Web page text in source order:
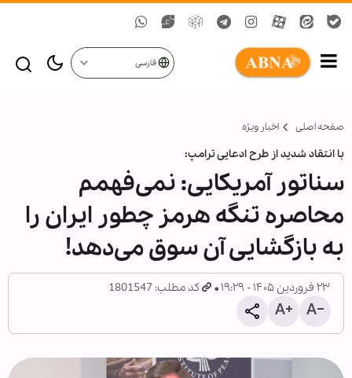
فارسی
صفحه اصلی اخبار ویژه
با انتقاد شدید از طرح ادعایی ترامپ:
سناتور آمریکایی: نمی‌فهمم
محاصره تنگه هرمز چطور ایران را
به بازگشایی آن سوق می‌دهد!
۲۳ فروردین ۱۴۰۵ - ۱۹:۲۹ کد مطلب: 1801547